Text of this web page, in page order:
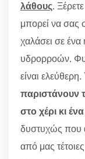
λάθους.
μπορεί να σας
χαλάσει σε ένα
υδρορροών.
είναι
παριστάνουν
στο χέρι κι
δυστυχώς που
από μας